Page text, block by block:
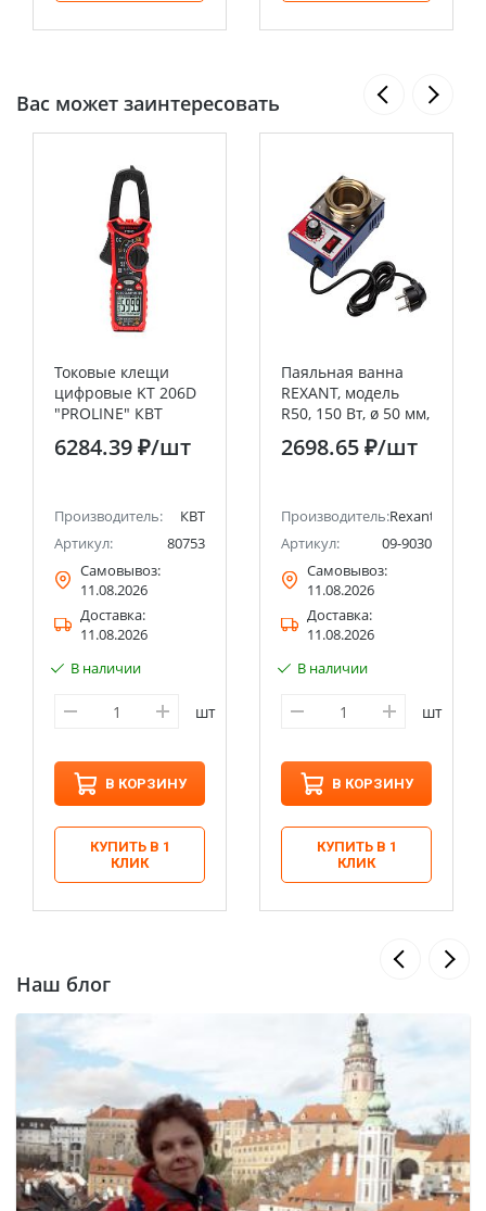
Вас может заинтересовать
Токовые клещи
цифровые KT 206D
"PROLINE" КВТ
6284.39 ₽/шт
Производитель:
КВТ
Артикул:
80753
Самовывоз:
11.08.2026
Доставка:
11.08.2026
В наличии
шт
В КОРЗИНУ
КУПИТЬ В 1
КЛИК
Паяльная ванна
REXANT, модель
R50, 150 Вт, ø 50 мм,
2698.65 ₽/шт
Производитель:Rexant
Артикул:
09-9030
Самовывоз:
11.08.2026
Доставка:
11.08.2026
В наличии
шт
В КОРЗИНУ
КУПИТЬ В 1
КЛИК
Наш блог